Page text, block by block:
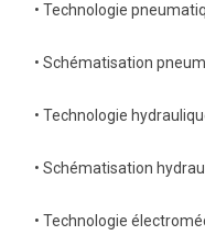
• Technologie
• Schématisation
• Technologie
• Schématisation
• Technologie